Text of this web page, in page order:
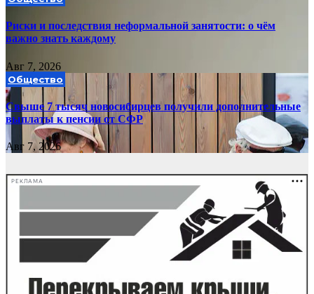
Риски и последствия неформальной занятости: о чём
важно знать каждому
Авг 7, 2026
Общество
Свыше 7 тысяч новосибирцев получили дополнительные
выплаты к пенсии от СФР
Авг 7, 2026
РЕКЛАМА